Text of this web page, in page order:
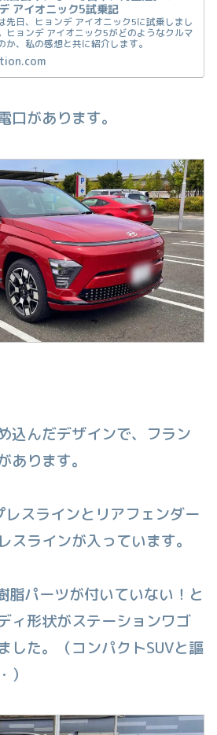
アイオニック5試乗記
先日、ヒョンデ アイオニック5に試乗しまし
ヒョンデ アイオニック5がどのようなクルマ
か、私の感想と共に紹介します。
口があります。
込んだデザインで、フラン
あります。
スラインとリアフェンダー
スラインが入っています。
脂パーツが付いていない！と
ィ形状がステーションワゴ
した。（コンパクトSUVと謳
）